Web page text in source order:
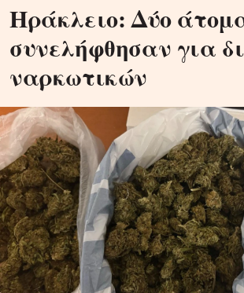
Ηράκλειο: Δύο
συνελήφθησαν για
ναρκωτικών